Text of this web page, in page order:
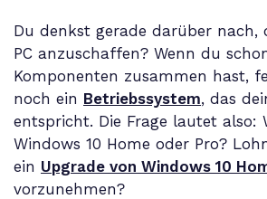
Du denkst gerade darüber nach,
PC anzuschaffen? Wenn du
Komponenten zusammen hast,
noch ein Betriebssystem, das
entspricht. Die Frage lautet also:
Windows 10 Home oder Pro?
ein Upgrade von Windows 10
vorzunehmen?